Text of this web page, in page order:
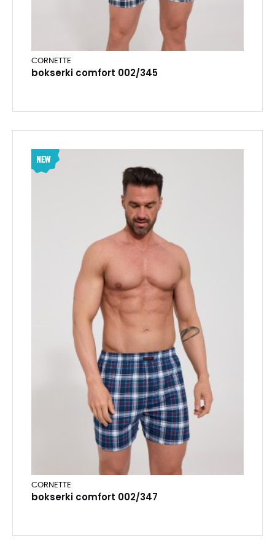
CORNETTE
bokserki comfort 002/345
CORNETTE
bokserki comfort 002/347